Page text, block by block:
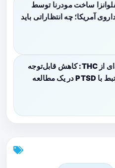
ساخت مودرنا توسط
آمریکا؛ چه انتظاراتی باید
استفاده نسخه‌ای از THC: کاهش قابل‌توجه
کابوس‌های مرتبط با PTSD در یک مطالعه